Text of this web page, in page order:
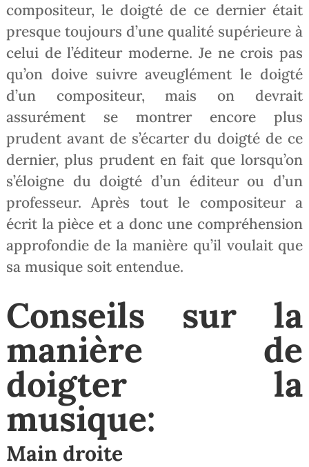
compositeur, le doigté de ce dernier était
presque toujours d’une qualité supérieure à
celui de l’éditeur moderne. Je ne crois pas
qu’on doive suivre aveuglément le doigté
d’un compositeur, mais on devrait
assurément se montrer encore plus
prudent avant de s’écarter du doigté de ce
dernier, plus prudent en fait que lorsqu’on
s’éloigne du doigté d’un éditeur ou d’un
professeur. Après tout le compositeur a
écrit la pièce et a donc une compréhension
approfondie de la manière qu’il voulait que
sa musique soit entendue.
Conseils sur la
manière de
doigter la
musique:
Main droite